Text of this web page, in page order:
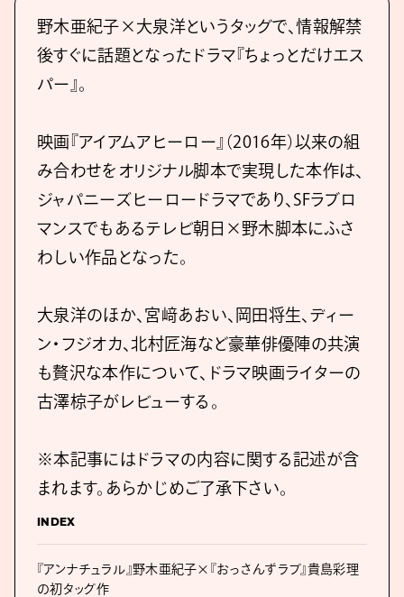
野木亜紀子×大泉洋というタッグで、情報解禁
後すぐに話題となったドラマ『ちょっとだけエス
パー』。
映画『アイアムアヒーロー』（2016年）以来の組
み合わせをオリジナル脚本で実現した本作は、
ジャパニーズヒーロードラマであり、SFラブロ
マンスでもあるテレビ朝日×野木脚本にふさ
わしい作品となった。
大泉洋のほか、宮﨑あおい、岡田将生、ディー
ン・フジオカ、北村匠海など豪華俳優陣の共演
も贅沢な本作について、ドラマ映画ライターの
古澤椋子がレビューする。
※本記事にはドラマの内容に関する記述が含
まれます。あらかじめご了承下さい。
INDEX
『アンナチュラル』野木亜紀子×『おっさんずラブ』貴島彩理
の初タッグ作